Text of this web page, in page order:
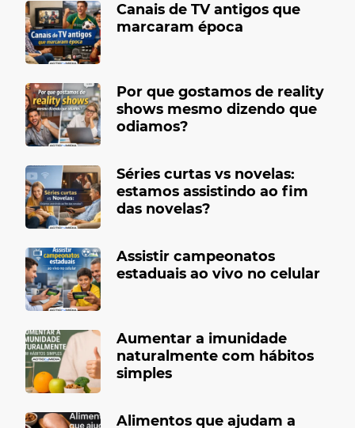
Canais de TV antigos que
marcaram época
Por que gostamos de reality
shows mesmo dizendo que
odiamos?
Séries curtas vs novelas:
estamos assistindo ao fim
das novelas?
Assistir campeonatos
estaduais ao vivo no celular
Aumentar a imunidade
naturalmente com hábitos
simples
Alimentos que ajudam a